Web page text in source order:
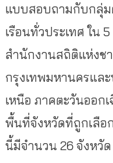
แบบสอบถามกับกลุ่ม
เรือนทั่วประเทศ ใน
สำนักงานสถิติแห่งช
กรุงเทพมหานครแล
เหนือ ภาคตะวันออก
พื้นที่จังหวัดที่ถูกเลือ
นี้มีจำนวน 26 จังหวัด